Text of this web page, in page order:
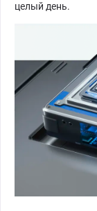
целый день.